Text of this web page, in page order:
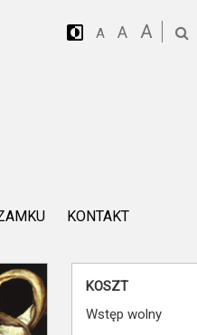
A A A
KONTAKT
KOSZT
Wstęp wolny